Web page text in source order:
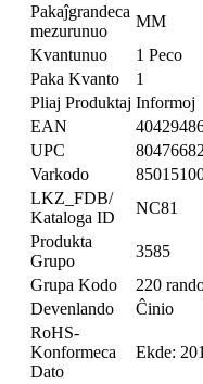
Pakaĵgrandeca
mezurunuo
MM
Kvantunuo
1 Peco
Paka Kvanto
1
Pliaj Produktaj Informoj
EAN
UPC
Varkodo
LKZ_FDB/
Kataloga ID
NC81
Produkta
Grupo
3585
Grupa Kodo
220
Devenlando
Ĉinio
RoHS-
Konformeca
Dato
Ekde: